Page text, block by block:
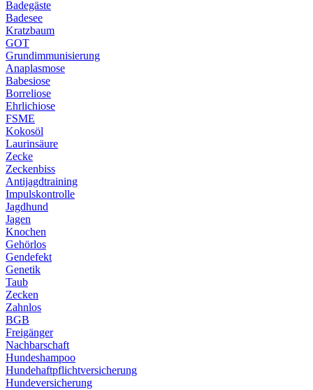
Badegäste
Badesee
Kratzbaum
GOT
Grundimmunisierung
Anaplasmose
Babesiose
Borreliose
Ehrlichiose
FSME
Kokosöl
Laurinsäure
Zecke
Zeckenbiss
Antijagdtraining
Impulskontrolle
Jagdhund
Jagen
Knochen
Gehörlos
Gendefekt
Genetik
Taub
Zecken
Zahnlos
BGB
Freigänger
Nachbarschaft
Hundeshampoo
Hundehaftpflichtversicherung
Hundeversicherung